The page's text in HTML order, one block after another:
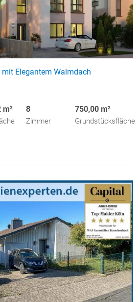
Elegantem Walmdach
m² 8
Zimmer
750,00 m²
Grundstücksfläche